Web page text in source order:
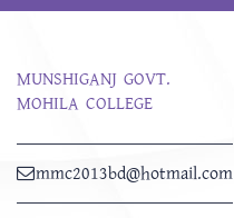
MUNSHIGANJ GOVT.
MOHILA COLLEGE
mmc2013bd@hotmail.com